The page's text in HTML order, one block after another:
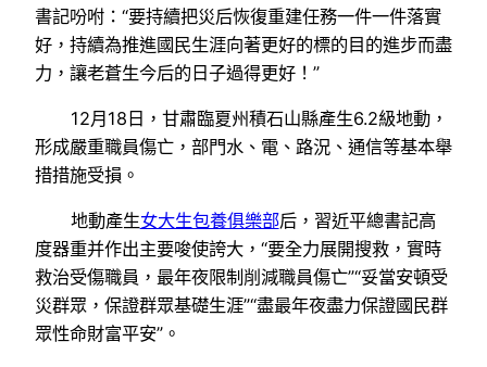
書記吩咐：“要持續把災后恢復重建任務一件一件落實
好，持續為推進國民生涯向著更好的標的目的進步而盡
力，讓老蒼生今后的日子過得更好！”
12月18日，甘肅臨夏州積石山縣產生6.2級地動，
形成嚴重職員傷亡，部門水、電、路況、通信等基本舉
措措施受損。
地動產生女大生包養俱樂部后，習近平總書記高
度器重并作出主要唆使誇大，“要全力展開搜救，實時
救治受傷職員，最年夜限制削減職員傷亡”“妥當安頓受
災群眾，保證群眾基礎生涯”“盡最年夜盡力保證國民群
眾性命財富平安”。